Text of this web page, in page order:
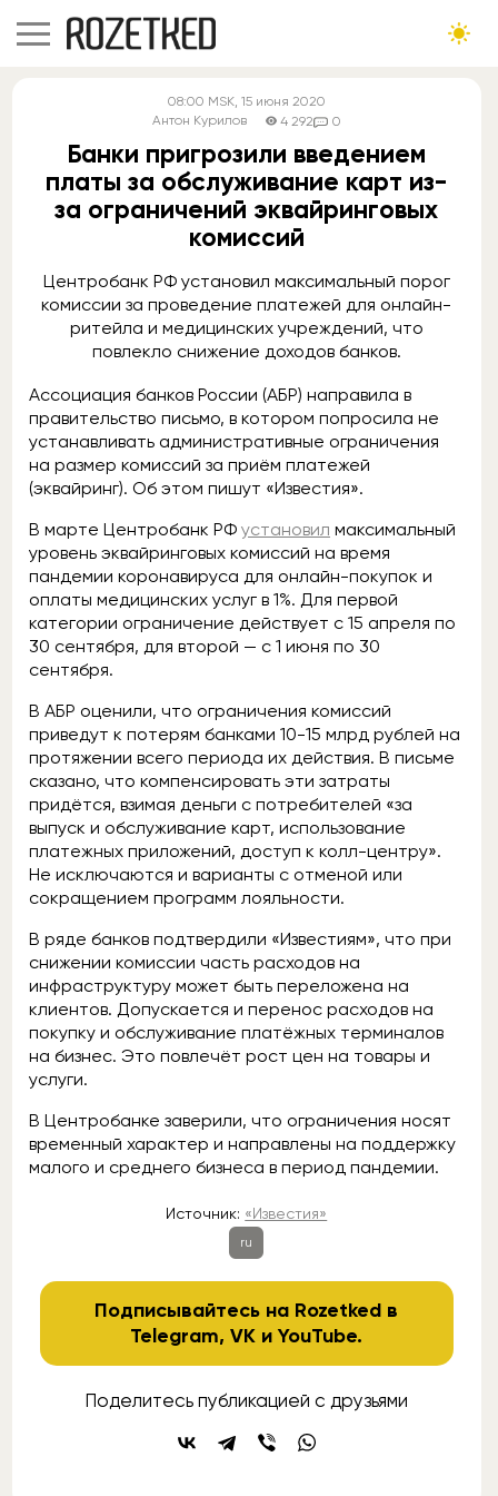
08:00 MSK, 15 июня 2020
Антон Курилов
4 292 0
Банки пригрозили введением
платы за обслуживание карт из-
за ограничений эквайринговых
комиссий
Центробанк РФ установил максимальный порог
комиссии за проведение платежей для онлайн-
ритейла и медицинских учреждений, что
повлекло снижение доходов банков.
Ассоциация банков России (АБР) направила в
правительство письмо, в котором попросила не
устанавливать административные ограничения
на размер комиссий за приём платежей
(эквайринг). Об этом пишут «Известия».
В марте Центробанк РФ установил максимальный
уровень эквайринговых комиссий на время
пандемии коронавируса для онлайн-покупок и
оплаты медицинских услуг в 1%. Для первой
категории ограничение действует с 15 апреля по
30 сентября, для второй — с 1 июня по 30
сентября.
В АБР оценили, что ограничения комиссий
приведут к потерям банками 10-15 млрд рублей на
протяжении всего периода их действия. В письме
сказано, что компенсировать эти затраты
придётся, взимая деньги с потребителей «за
выпуск и обслуживание карт, использование
платежных приложений, доступ к колл-центру».
Не исключаются и варианты с отменой или
сокращением программ лояльности.
В ряде банков подтвердили «Известиям», что при
снижении комиссии часть расходов на
инфраструктуру может быть переложена на
клиентов. Допускается и перенос расходов на
покупку и обслуживание платёжных терминалов
на бизнес. Это повлечёт рост цен на товары и
услуги.
В Центробанке заверили, что ограничения носят
временный характер и направлены на поддержку
малого и среднего бизнеса в период пандемии.
Источник: «Известия»
ru
Подписывайтесь на Rozetked в
Telegram,VK иYouTube.
Поделитесь публикацией с друзьями